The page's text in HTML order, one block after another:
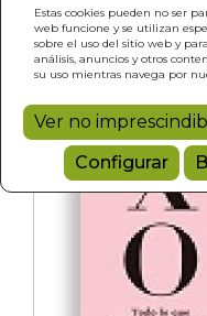
Estas cookies pueden no ser
web funcione y se utilizan
sobre el uso del sitio web y
análisis, anuncios y otros
su uso mientras navega por
Ver no
Configurar